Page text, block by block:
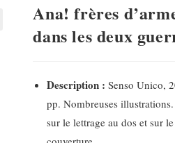
Ana! frères
dans les deux
Description : Senso Unico,
pp. Nombreuses
sur le lettrage au dos et sur